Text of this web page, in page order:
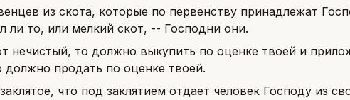
из скота, которые по первенству принадлежат
ли то, или мелкий скот, -- Господни они.
нечистый, то должно выкупить по оценке твоей и
должно продать по оценке твоей.
что под заклятием отдает человек Господу из